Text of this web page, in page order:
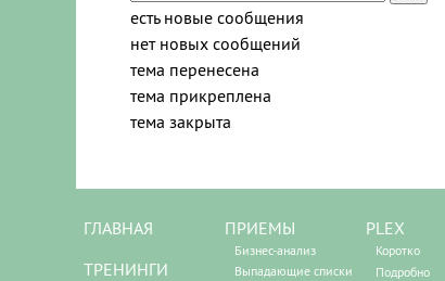
есть новые сообщения
нет новых сообщений
тема перенесена
тема прикреплена
тема закрыта
ГЛАВНАЯ
ТРЕНИНГИ
ПРИЕМЫ
Бизнес-анализ
Выпадающие списки
PLEX
Коротко
Подробно